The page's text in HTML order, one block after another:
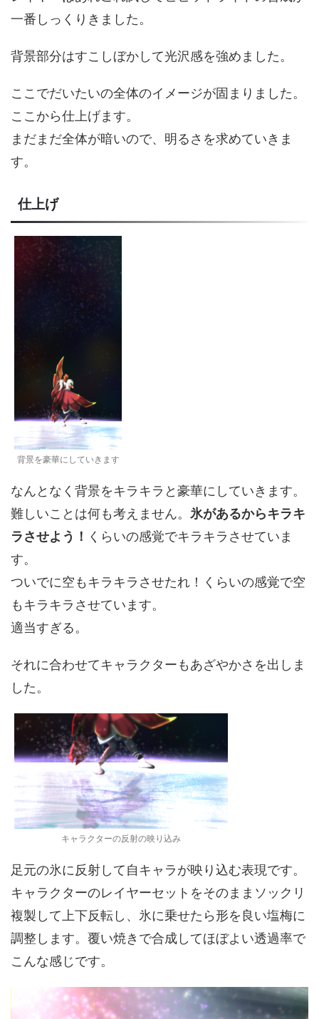
一番しっくりきました。
背景部分はすこしぼかして光沢感を強めました。
ここでだいたいの全体のイメージが固まりました。
ここから仕上げます。
まだまだ全体が暗いので、明るさを求めていきま
す。
仕上げ
背景を豪華にしていきます
なんとなく背景をキラキラと豪華にしていきます。
難しいことは何も考えません。 氷があるからキラキ
ラさせよう！ くらいの感覚でキラキラさせていま
す。
ついでに空もキラキラさせたれ！くらいの感覚で空
もキラキラさせています。
適当すぎる。
それに合わせてキャラクターもあざやかさを出しま
した。
キャラクターの反射の映り込み
足元の氷に反射して自キャラが映り込む表現です。
キャラクターのレイヤーセットをそのままソックリ
複製して上下反転し、氷に乗せたら形を良い塩梅に
調整します。覆い焼きで合成してほぼよい透過率で
こんな感じです。